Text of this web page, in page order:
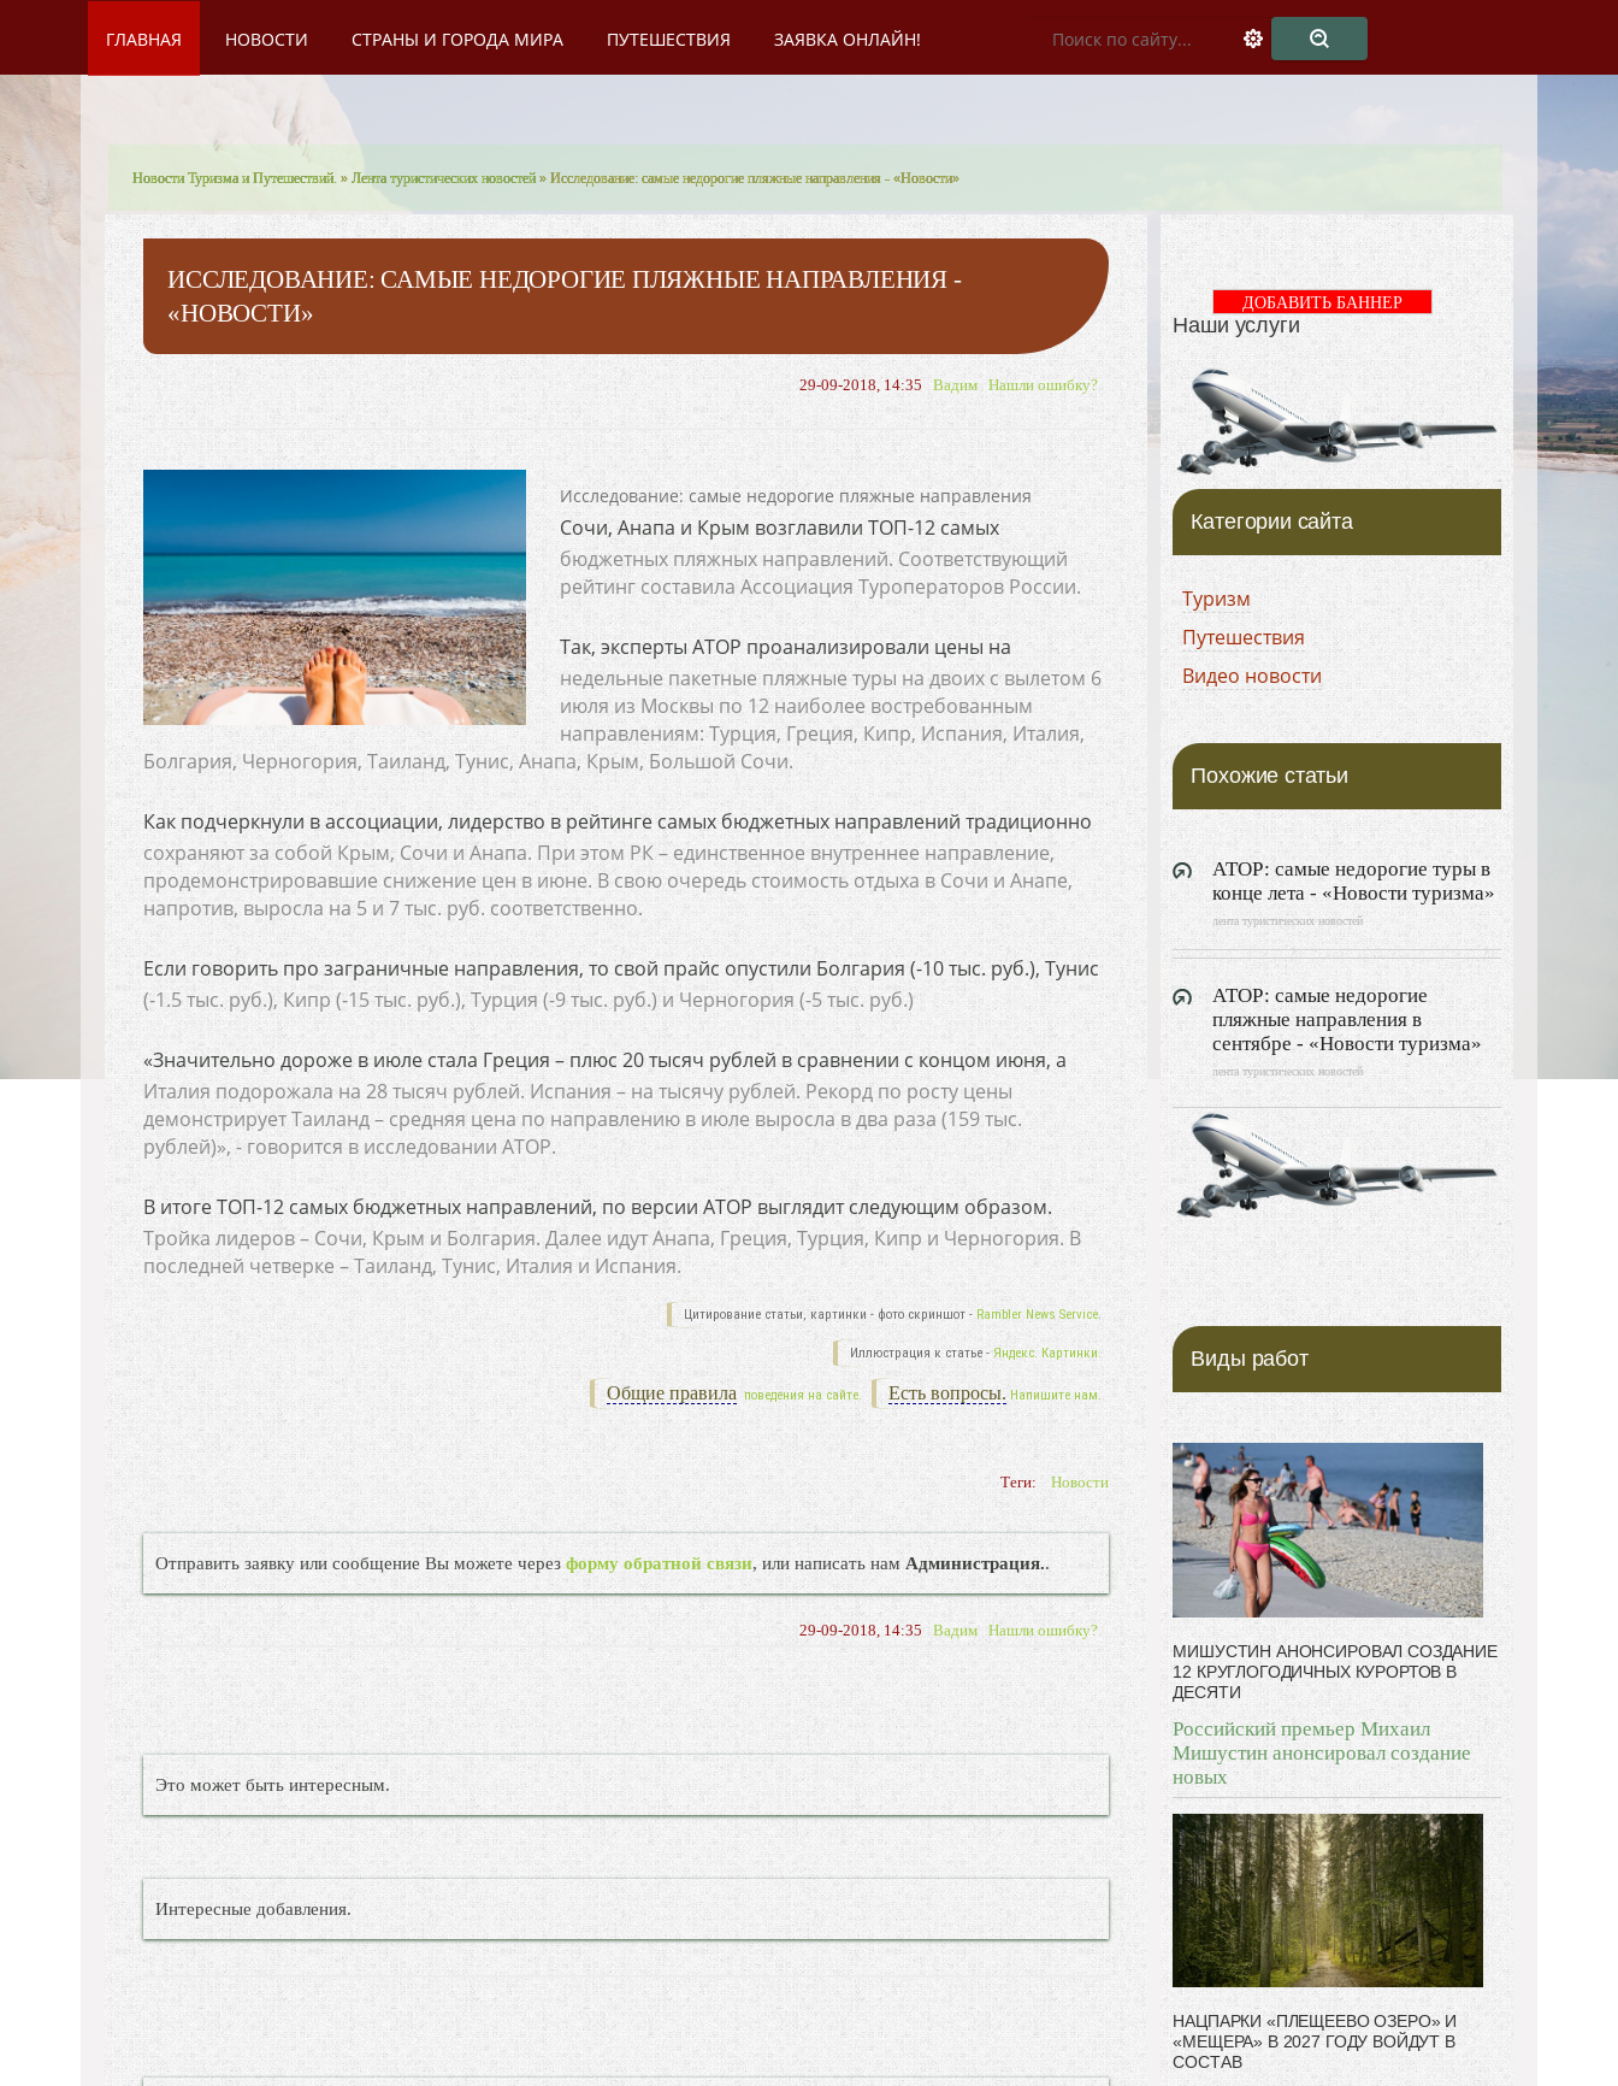
ГЛАВНАЯ НОВОСТИ СТРАНЫ И ГОРОДА МИРА ПУТЕШЕСТВИЯ ЗАЯВКА ОНЛАЙН!
Новости Туризма и Путешествий. »Лента туристических новостей » Исследование: самые недорогие пляжные направления - «Новости»
ИССЛЕДОВАНИЕ: САМЫЕ НЕДОРОГИЕ ПЛЯЖНЫЕ НАПРАВЛЕНИЯ -
«НОВОСТИ»
29-09-2018, 14:35 Вадим Нашли ошибку?
Исследование: самые недорогие пляжные направления
Сочи, Анапа и Крым возглавили ТОП-12 самых
бюджетных пляжных направлений. Соответствующий
рейтинг составила Ассоциация Туроператоров России.
Так, эксперты АТОР проанализировали цены на
недельные пакетные пляжные туры на двоих с вылетом 6
июля из Москвы по 12 наиболее востребованным
направлениям: Турция, Греция, Кипр, Испания, Италия,
Болгария, Черногория, Таиланд, Тунис, Анапа, Крым, Большой Сочи.
Как подчеркнули в ассоциации, лидерство в рейтинге самых бюджетных направлений традиционно
сохраняют за собой Крым, Сочи и Анапа. При этом РК – единственное внутреннее направление,
продемонстрировавшие снижение цен в июне. В свою очередь стоимость отдыха в Сочи и Анапе,
напротив, выросла на 5 и 7 тыс. руб. соответственно.
Если говорить про заграничные направления, то свой прайс опустили Болгария (-10 тыс. руб.), Тунис
(-1.5 тыс. руб.), Кипр (-15 тыс. руб.), Турция (-9 тыс. руб.) и Черногория (-5 тыс. руб.)
«Значительно дороже в июле стала Греция – плюс 20 тысяч рублей в сравнении с концом июня, а
Италия подорожала на 28 тысяч рублей. Испания – на тысячу рублей. Рекорд по росту цены
демонстрирует Таиланд – средняя цена по направлению в июле выросла в два раза (159 тыс.
рублей)», - говорится в исследовании АТОР.
В итоге ТОП-12 самых бюджетных направлений, по версии АТОР выглядит следующим образом.
Тройка лидеров – Сочи, Крым и Болгария. Далее идут Анапа, Греция, Турция, Кипр и Черногория. В
последней четверке – Таиланд, Тунис, Италия и Испания.
Цитирование статьи, картинки - фото скриншот - Rambler News Service.
Иллюстрация к статье - Яндекс. Картинки.
Есть вопросы. Напишите нам.
Общие правила поведения на сайте.
Теги: Новости
Отправить заявку или сообщение Вы можете черезформу обратной связи, или написать нам Администрация..
29-09-2018, 14:35 Вадим Нашли ошибку?
Это может быть интересным.
Интересные добавления.
Наши услуги
ДОБАВИТЬ БАННЕР
Категории сайта
Туризм
Путешествия
Видео новости
Похожие статьи
АТОР: самые недорогие туры в
конце лета - «Новости туризма»
лента туристических новостей
АТОР: самые недорогие
пляжные направления в
сентябре - «Новости туризма»
лента туристических новостей
Виды работ
МИШУСТИН АНОНСИРОВАЛ СОЗДАНИЕ
12 КРУГЛОГОДИЧНЫХ КУРОРТОВ В
ДЕСЯТИ
Российский премьер Михаил
Мишустин анонсировал создание
новых
НАЦПАРКИ «ПЛЕЩЕЕВО ОЗЕРО» И
«МЕЩЕРА» В 2027 ГОДУ ВОЙДУТ В
СОСТАВ